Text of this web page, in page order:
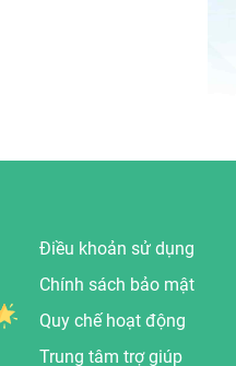
Điều khoản sử dụng
Chính sách bảo mật
Quy chế hoạt động
Trung tâm trợ giúp